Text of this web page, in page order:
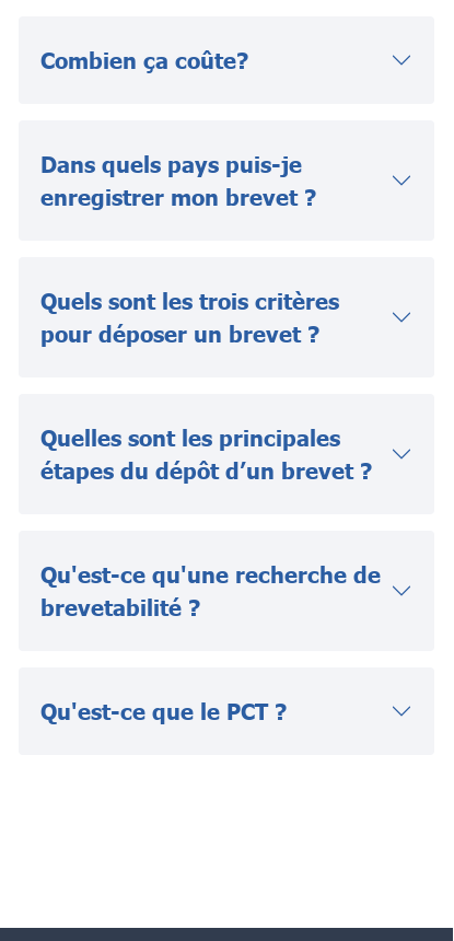
Combien ça coûte?
Dans quels pays puis-je
enregistrer mon brevet ?
Quels sont les trois critères
pour déposer un brevet ?
Quelles sont les principales
étapes du dépôt d’un brevet ?
Qu'est-ce qu'une recherche de
brevetabilité ?
Qu'est-ce que le PCT ?